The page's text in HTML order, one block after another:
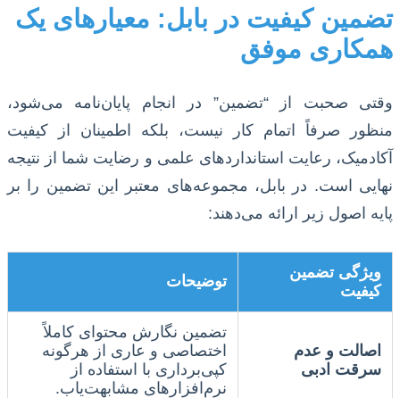
تضمین کیفیت در بابل: معیارهای یک
همکاری موفق
وقتی صحبت از “تضمین” در انجام پایان‌نامه می‌شود،
منظور صرفاً اتمام کار نیست، بلکه اطمینان از کیفیت
آکادمیک، رعایت استانداردهای علمی و رضایت شما از نتیجه
نهایی است. در بابل، مجموعه‌های معتبر این تضمین را بر
پایه اصول زیر ارائه می‌دهند:
ویژگی تضمین
کیفیت
توضیحات
اصالت و عدم
سرقت ادبی
تضمین نگارش محتوای کاملاً
اختصاصی و عاری از هرگونه
کپی‌برداری با استفاده از
نرم‌افزارهای مشابهت‌یاب.